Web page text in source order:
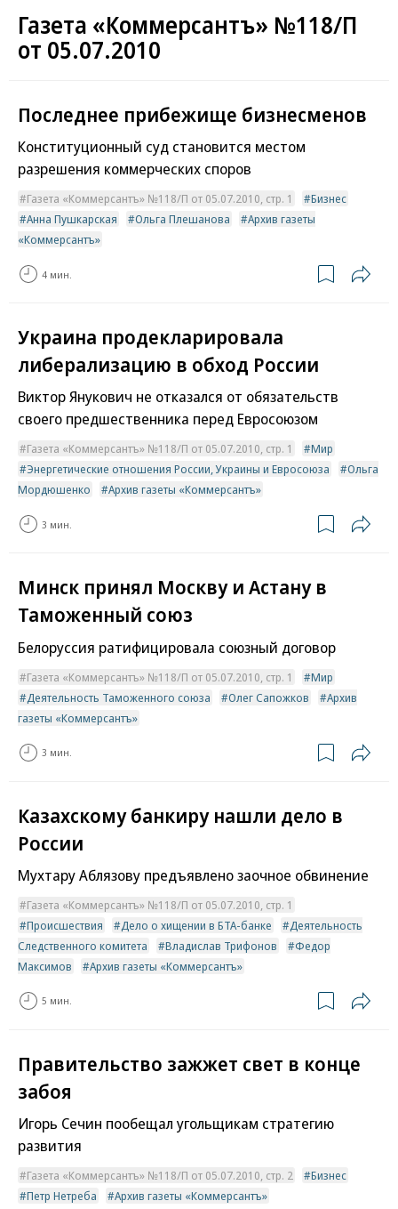
Газета «Коммерсантъ» №118/П
от 05.07.2010
Последнее прибежище бизнесменов
Конституционный суд становится местом
разрешения коммерческих споров
Газета «Коммерсантъ» №118/П от 05.07.2010, стр. 1
Бизнес
Анна Пушкарская
Ольга Плешанова
Архив газеты
«Коммерсантъ»
4 мин.
Украина продекларировала
либерализацию в обход России
Виктор Янукович не отказался от обязательств
своего предшественника перед Евросоюзом
Газета «Коммерсантъ» №118/П от 05.07.2010, стр. 1
Мир
Энергетические отношения России, Украины и Евросоюза
Ольга
Мордюшенко
Архив газеты «Коммерсантъ»
3 мин.
Минск принял Москву и Астану в
Таможенный союз
Белоруссия ратифицировала союзный договор
Газета «Коммерсантъ» №118/П от 05.07.2010, стр. 1
Мир
Деятельность Таможенного союза
Олег Сапожков
Архив
газеты «Коммерсантъ»
3 мин.
Казахскому банкиру нашли дело в
России
Мухтару Аблязову предъявлено заочное обвинение
Газета «Коммерсантъ» №118/П от 05.07.2010, стр. 1
Происшествия
Дело о хищении в БТА-банке
Деятельность
Следственного комитета
Владислав Трифонов
Федор
Максимов
Архив газеты «Коммерсантъ»
5 мин.
Правительство зажжет свет в конце
забоя
Игорь Сечин пообещал угольщикам стратегию
развития
Газета «Коммерсантъ» №118/П от 05.07.2010, стр. 2
Бизнес
Петр Нетреба
Архив газеты «Коммерсантъ»